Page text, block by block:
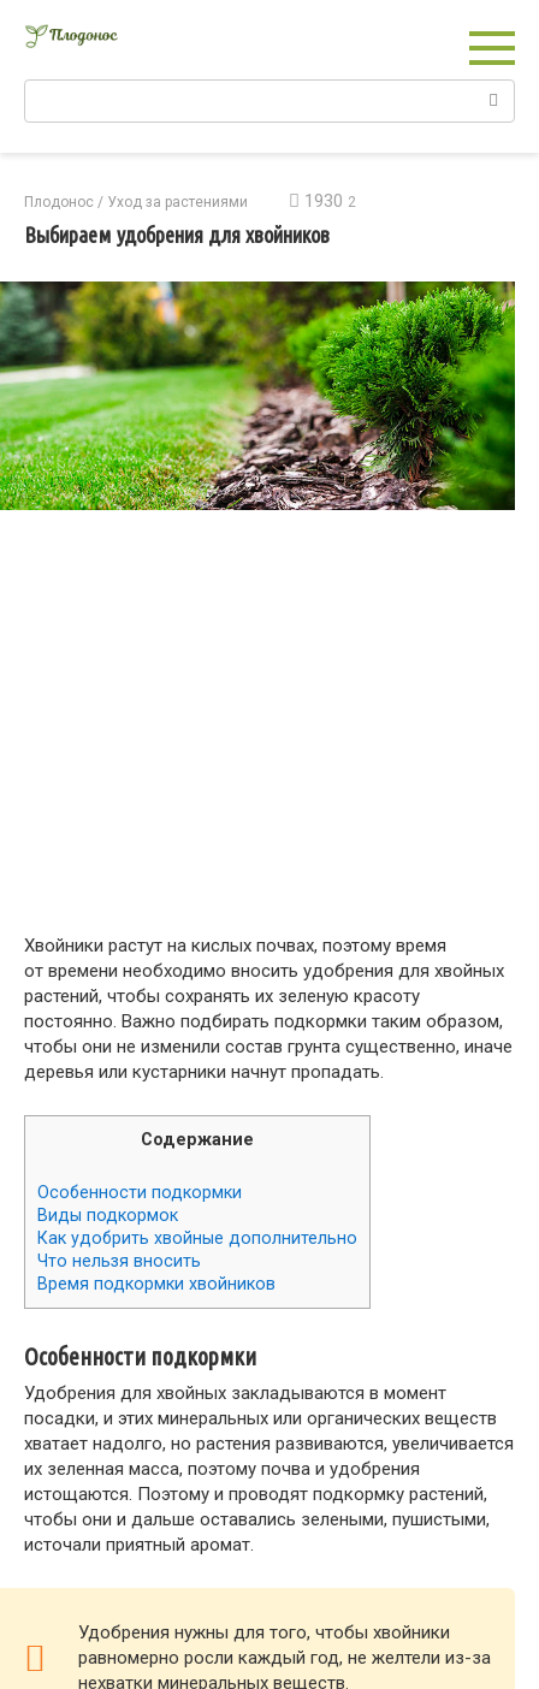
Плодонос / Уход за растениями 1930 2
Выбираем удобрения для хвойников
Хвойники растут на кислых почвах, поэтому время
от времени необходимо вносить удобрения для хвойных
растений, чтобы сохранять их зеленую красоту
постоянно. Важно подбирать подкормки таким образом,
чтобы они не изменили состав грунта существенно, иначе
деревья или кустарники начнут пропадать.
Содержание
Особенности подкормки
Виды подкормок
Как удобрить хвойные дополнительно
Что нельзя вносить
Время подкормки хвойников
Особенности подкормки
Удобрения для хвойных закладываются в момент
посадки, и этих минеральных или органических веществ
хватает надолго, но растения развиваются, увеличивается
их зеленная масса, поэтому почва и удобрения
истощаются. Поэтому и проводят подкормку растений,
чтобы они и дальше оставались зелеными, пушистыми,
источали приятный аромат.
Удобрения нужны для того, чтобы хвойники
равномерно росли каждый год, не желтели из-за
нехватки минеральных веществ.